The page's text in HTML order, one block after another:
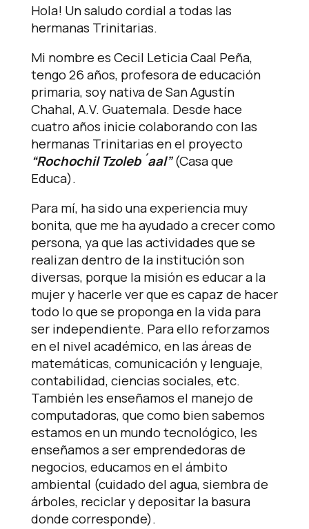
Hola! Un saludo cordial a todas las
hermanas Trinitarias.
Mi nombre es Cecil Leticia Caal Peña,
tengo 26 años, profesora de educación
primaria, soy nativa de San Agustín
Chahal, A.V. Guatemala. Desde hace
cuatro años inicie colaborando con las
hermanas Trinitarias en el proyecto
“Rochochil Tzoleb´aal”(Casa que
Educa).
Para mí, ha sido una experiencia muy
bonita, que me ha ayudado a crecer como
persona, ya que las actividades que se
realizan dentro de la institución son
diversas, porque la misión es educar a la
mujer y hacerle ver que es capaz de hacer
todo lo que se proponga en la vida para
ser independiente. Para ello reforzamos
en el nivel académico, en las áreas de
matemáticas, comunicación y lenguaje,
contabilidad, ciencias sociales, etc.
También les enseñamos el manejo de
computadoras, que como bien sabemos
estamos en un mundo tecnológico, les
enseñamos a ser emprendedoras de
negocios, educamos en el ámbito
ambiental (cuidado del agua, siembra de
árboles, reciclar y depositar la basura
donde corresponde).